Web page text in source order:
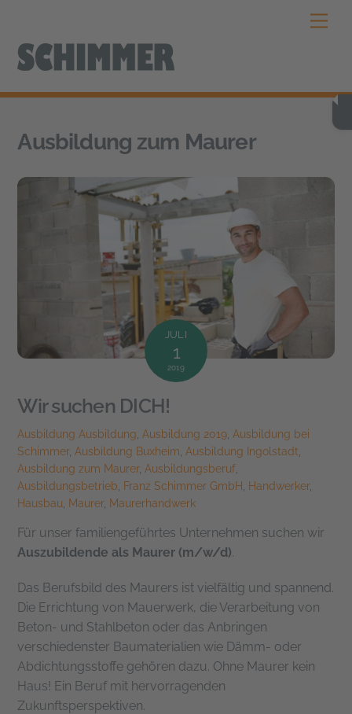
content
Ausbildung zum Maurer
JULI
1
2019
Wir suchen DICH!
Ausbildung Ausbildung Ausbildung 2019 Ausbildung bei
Schimmer, Ausbildung Buxheim Ausbildung Ingolstadt
Ausbildung zum Maurer, Ausbildungsberuf
Ausbildungsbetrieb
Franz Schimmer GmbH Handwerker,
Hausbau
Maurer, Maurerhandwerk
Für unser familiengeführtes Unternehmen suchen wir
Auszubildende als Maurer (m/w/d)
Das Berufsbild des Maurers ist vielfältig und spannend.
Die Errichtung von Mauerwerk, die Verarbeitung von
Beton- und Stahlbeton oder das Anbringen
verschiedenster Baumaterialien wie Dämm- oder
Abdichtungsstoffe gehören dazu. Ohne Maurer kein
Haus! Ein Beruf mit hervorragenden
Zukunftsperspektiven.